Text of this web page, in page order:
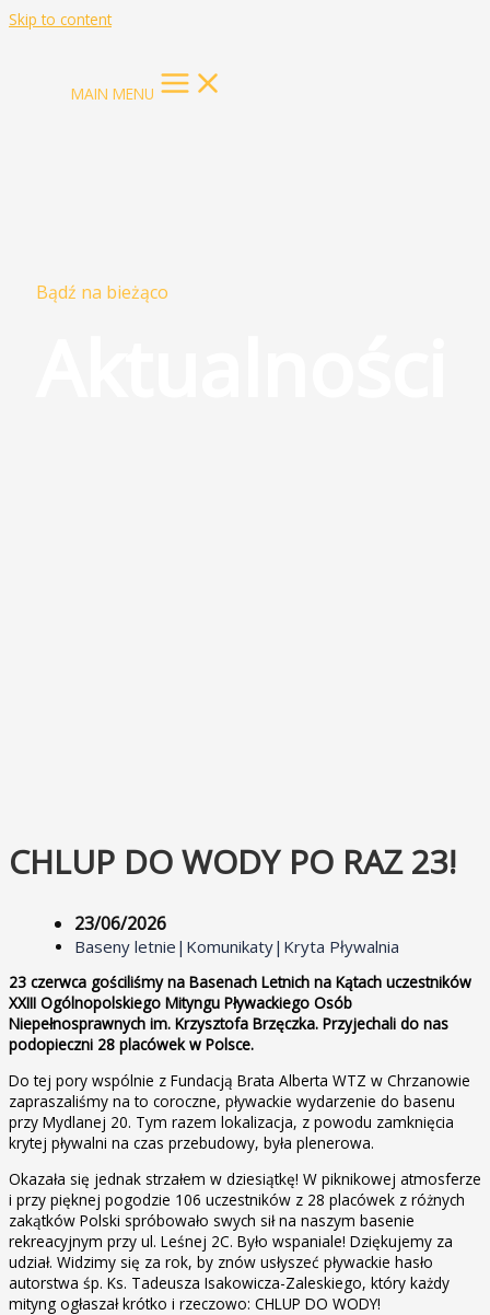
Skip to content
MAIN MENU
Bądź na bieżąco
CHLUP DO WODY PO RAZ 23!
23/06/2026
Baseny letnie | Komunikaty| Kryta Pływalnia
23 czerwca gościliśmy na Basenach Letnich na Kątach uczestników
XXIII Ogólnopolskiego Mityngu Pływackiego Osób
Niepełnosprawnych im. Krzysztofa Brzęczka. Przyjechali do nas
podopieczni 28 placówek w Polsce.
Do tej pory wspólnie z Fundacją Brata Alberta WTZ w Chrzanowie
zapraszaliśmy na to coroczne, pływackie wydarzenie do basenu
przy Mydlanej 20. Tym razem lokalizacja, z powodu zamknięcia
krytej pływalni na czas przebudowy, była plenerowa.
Okazała się jednak strzałem w dziesiątkę! W piknikowej atmosferze
i przy pięknej pogodzie 106 uczestników z 28 placówek z różnych
zakątków Polski spróbowało swych sił na naszym basenie
rekreacyjnym przy ul. Leśnej 2C. Było wspaniale! Dziękujemy za
udział. Widzimy się za rok, by znów usłyszeć pływackie hasło
autorstwa śp. Ks. Tadeusza Isakowicza-Zaleskiego, który każdy
mityng ogłaszał krótko i rzeczowo: CHLUP DO WODY!